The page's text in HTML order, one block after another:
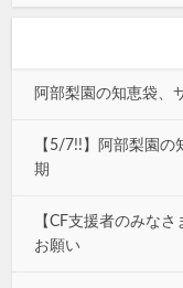
阿部梨園の知恵袋、
【5/7!!】阿部梨園
期
【CF支援者のみな
お願い